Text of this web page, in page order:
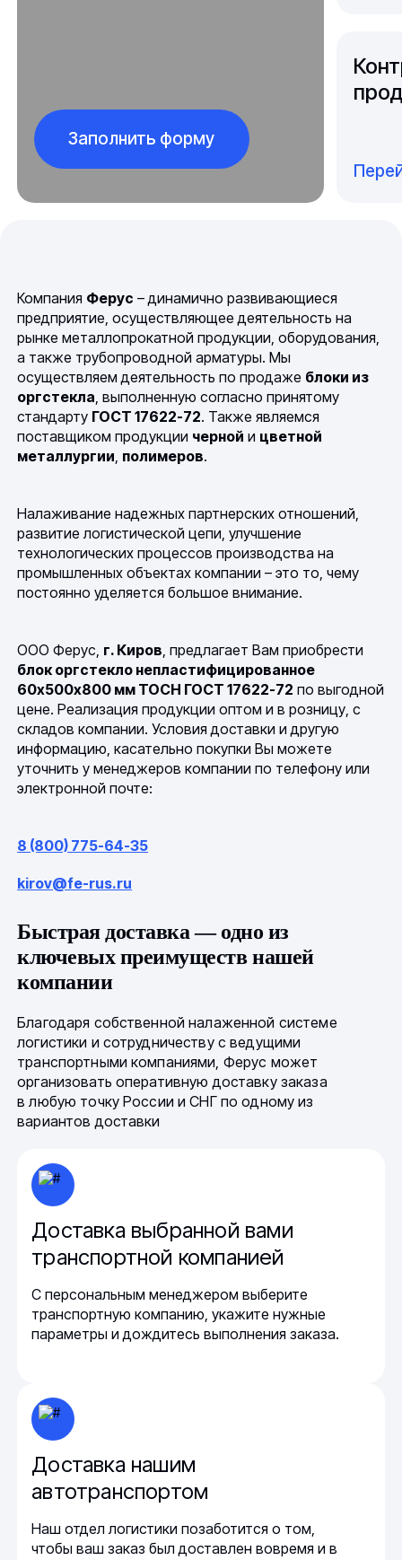
Заполнить форму
Компания Ферус – динамично развивающиеся
предприятие, осуществляющее деятельность на
рынке металлопрокатной продукции, оборудования,
а также трубопроводной арматуры. Мы
осуществляем деятельность по продаже блоки из
оргстекла, выполненную согласно принятому
стандарту ГОСТ 17622-72. Также являемся
поставщиком продукции черной и цветной
металлургии, полимеров.
Налаживание надежных партнерских отношений,
развитие логистической цепи, улучшение
технологических процессов производства на
промышленных объектах компании – это то, чему
постоянно уделяется большое внимание.
ООО Ферус, г. Киров, предлагает Вам приобрести
блок оргстекло непластифицированное
60х500х800 мм ТОСН ГОСТ 17622-72 по выгодной
цене. Реализация продукции оптом и в розницу, с
складов компании. Условия доставки и другую
информацию, касательно покупки Вы можете
уточнить у менеджеров компании по телефону или
электронной почте:
8 (800) 775-64-35
kirov@fe-rus.ru
Быстрая доставка — одно из
ключевых преимуществ нашей
компании
Благодаря собственной налаженной системе
логистики и сотрудничеству с ведущими
транспортными компаниями, Ферус может
организовать оперативную доставку заказа
в любую точку России и СНГ по одному из
вариантов доставки
Доставка выбранной вами
транспортной компанией
С персональным менеджером выберите
транспортную компанию, укажите нужные
параметры и дождитесь выполнения заказа.
Доставка нашим
автотранспортом
Наш отдел логистики позаботится о том,
чтобы ваш заказ был доставлен вовремя и в